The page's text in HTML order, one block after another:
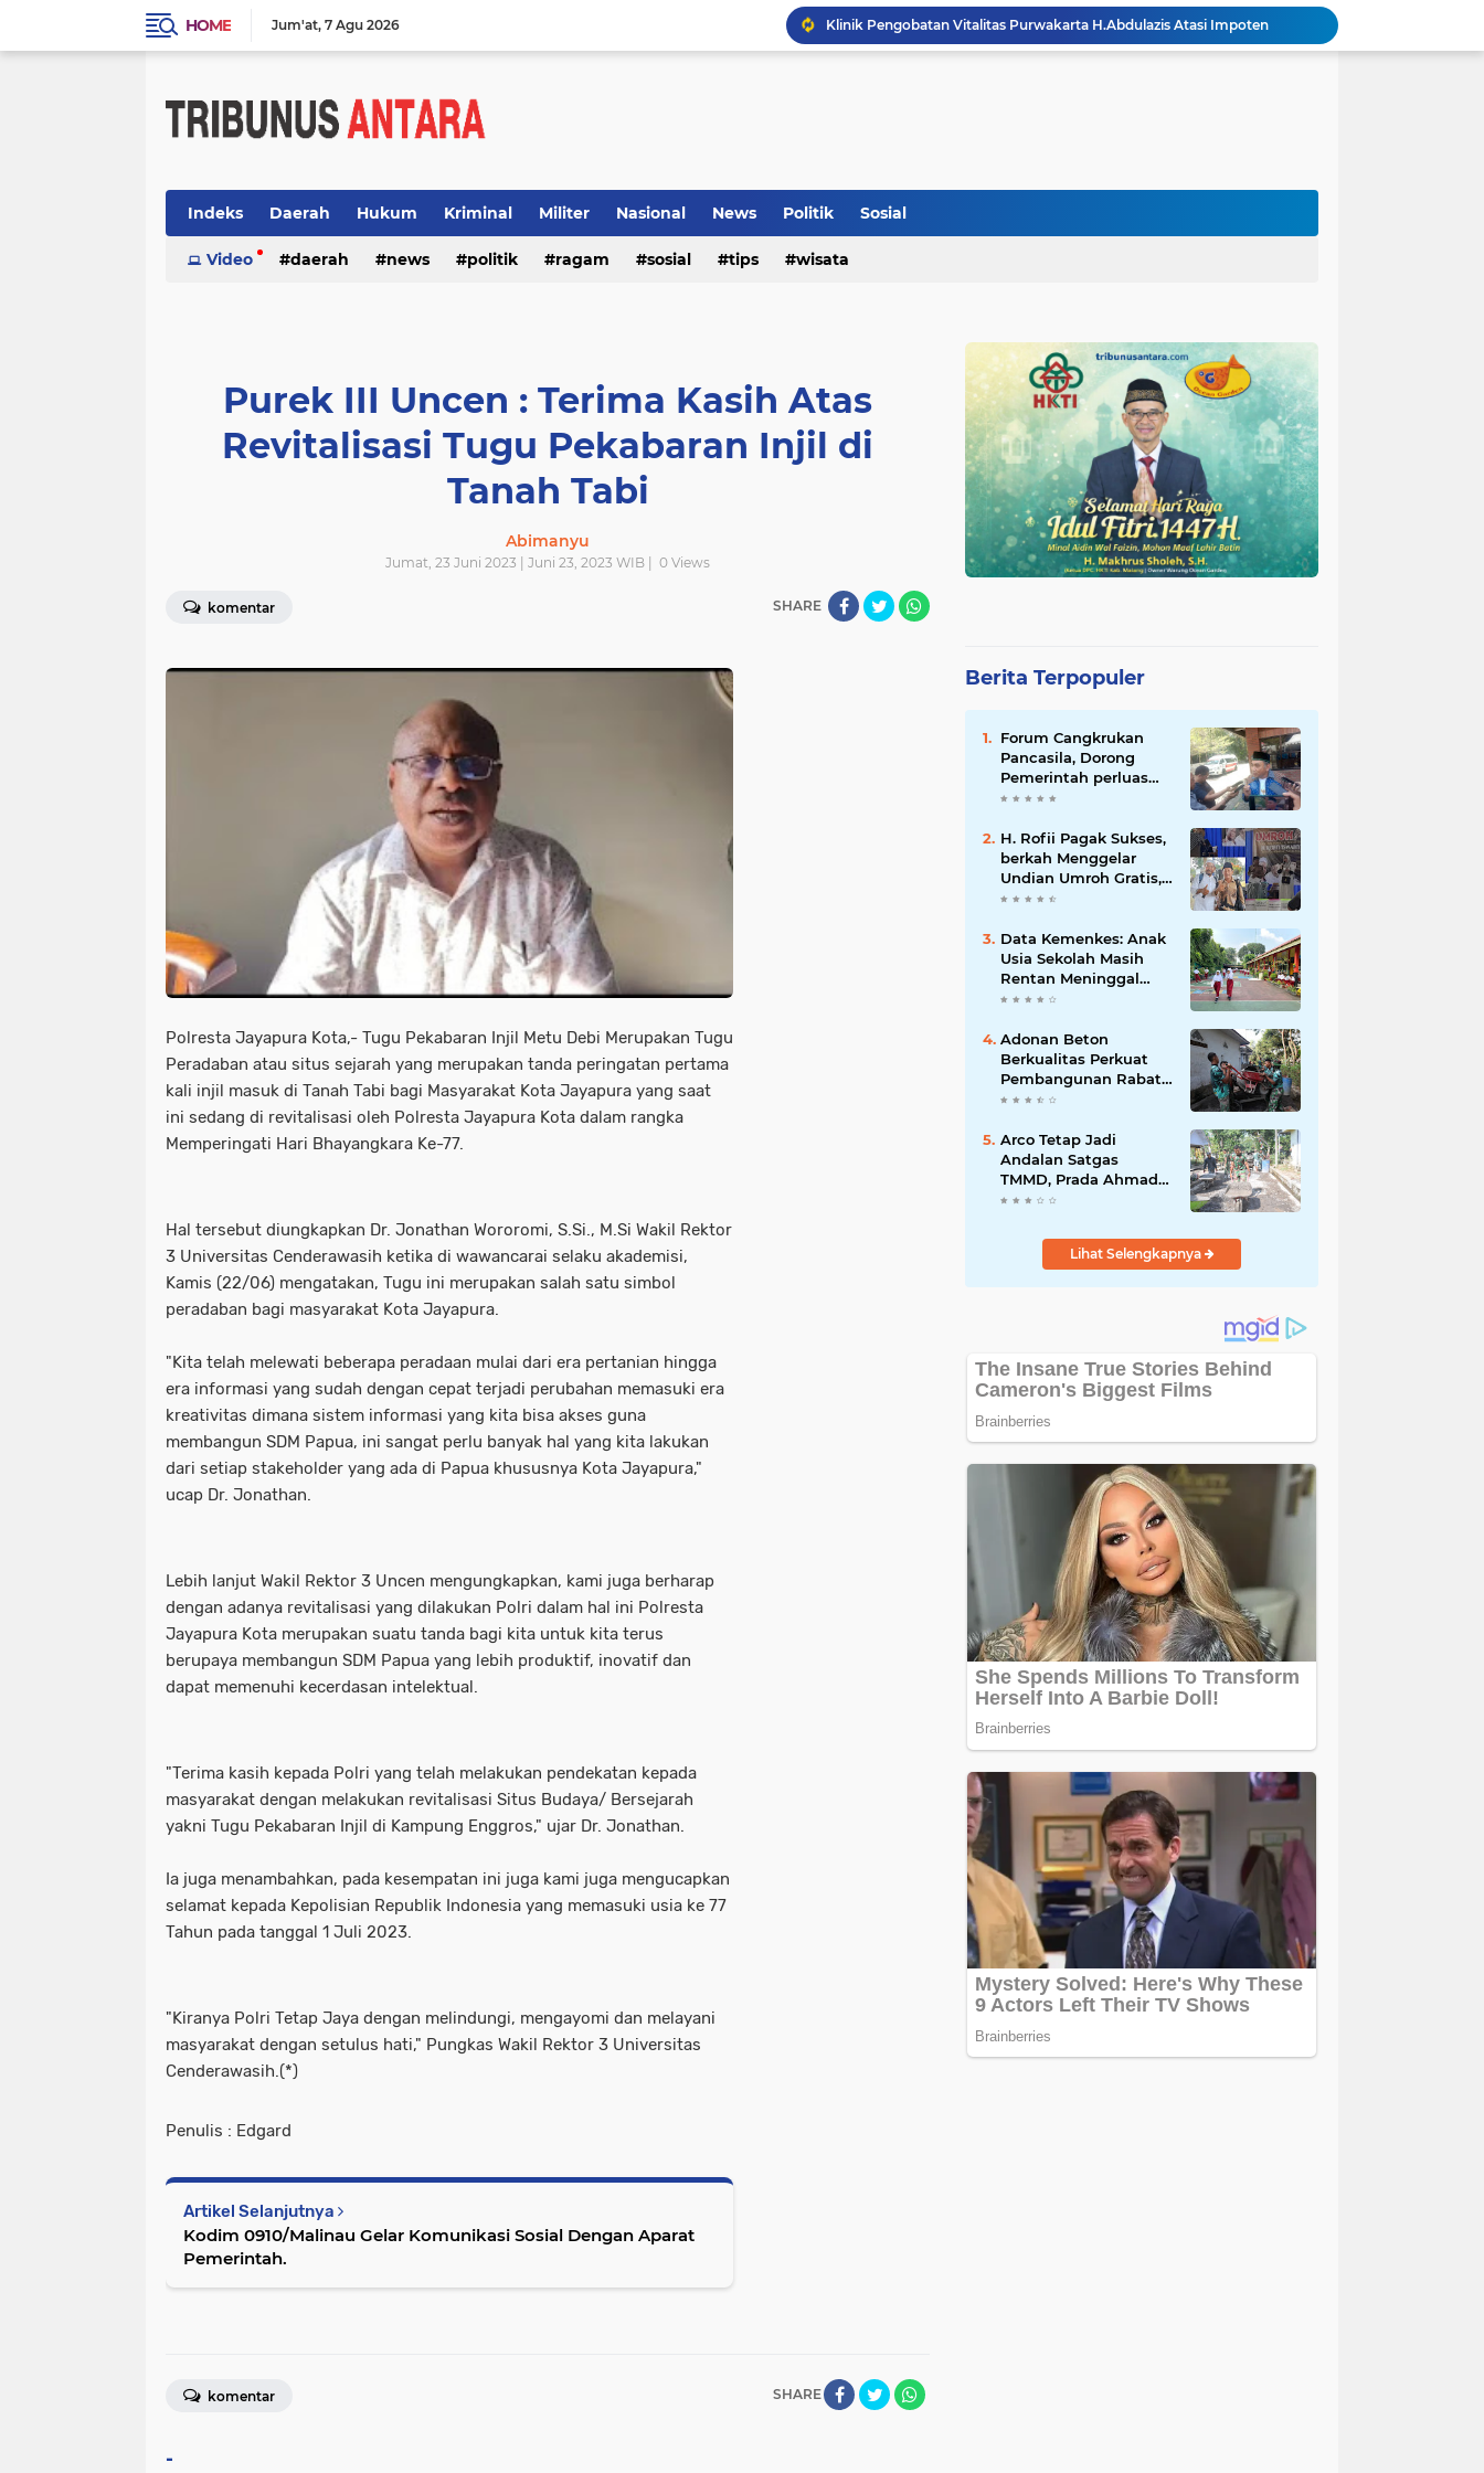
HOME Jum'at 7 Agu 2026
Tradisi Penyambutan Kapolres Baru di Polres Yahukimo
Respons Cepat Laporan Masyarakat, Satlantas Polres Pasuruan Kota Atasi Kemacetan di Exit Tol Sutojayan
Hikmah Bafaqih Wakil Ketua Komisi E DPRD Provinsi Jatim, dukung perlindungan Anak di Ponpes melalui Penerapan (SOP) di Malang Raya.
Klinik Pengobatan Vitalitas Purwakarta H.Abdulazis Atasi Impoten
Indeks Daerah Hukum Kriminal Militer Nasional News Politik Sosial
Video daerah news politik ragam sosial tips wisata
Purek III Uncen : Terima Kasih Atas
Revitalisasi Tugu Pekabaran Injil di
Tanah Tabi
Abimanyu
Jumat, 23 Juni 2023 | Juni 23, 2023 WIB | 0 Views
komentar SHARE
Polresta Jayapura Kota,- Tugu Pekabaran Injil Metu Debi Merupakan Tugu
Peradaban atau situs sejarah yang merupakan tanda peringatan pertama
kali injil masuk di Tanah Tabi bagi Masyarakat Kota Jayapura yang saat
ini sedang di revitalisasi oleh Polresta Jayapura Kota dalam rangka
Memperingati Hari Bhayangkara Ke-77.
Hal tersebut diungkapkan Dr. Jonathan Wororomi, S.Si., M.Si Wakil Rektor
3 Universitas Cenderawasih ketika di wawancarai selaku akademisi,
Kamis (22/06) mengatakan, Tugu ini merupakan salah satu simbol
peradaban bagi masyarakat Kota Jayapura.
"Kita telah melewati beberapa peradaan mulai dari era pertanian hingga
era informasi yang sudah dengan cepat terjadi perubahan memasuki era
kreativitas dimana sistem informasi yang kita bisa akses guna
membangun SDM Papua, ini sangat perlu banyak hal yang kita lakukan
dari setiap stakeholder yang ada di Papua khususnya Kota Jayapura,"
ucap Dr. Jonathan.
Lebih lanjut Wakil Rektor 3 Uncen mengungkapkan, kami juga berharap
dengan adanya revitalisasi yang dilakukan Polri dalam hal ini Polresta
Jayapura Kota merupakan suatu tanda bagi kita untuk kita terus
berupaya membangun SDM Papua yang lebih produktif, inovatif dan
dapat memenuhi kecerdasan intelektual.
"Terima kasih kepada Polri yang telah melakukan pendekatan kepada
masyarakat dengan melakukan revitalisasi Situs Budaya/ Bersejarah
yakni Tugu Pekabaran Injil di Kampung Enggros," ujar Dr. Jonathan.
Ia juga menambahkan, pada kesempatan ini juga kami juga mengucapkan
selamat kepada Kepolisian Republik Indonesia yang memasuki usia ke 77
Tahun pada tanggal 1 Juli 2023.
"Kiranya Polri Tetap Jaya dengan melindungi, mengayomi dan melayani
masyarakat dengan setulus hati," Pungkas Wakil Rektor 3 Universitas
Cenderawasih.(*)
Penulis : Edgard
Artikel Selanjutnya
Kodim 0910/Malinau Gelar Komunikasi Sosial Dengan Aparat
Pemerintah.
SHARE
komentar
-
Berita Terpopuler
Forum Cangkrukan
Pancasila, Dorong
Pemerintah perluas
intensif Perpajakan
UMKM.
H. Rofii Pagak Sukses,
berkah Menggelar
Undian Umroh Gratis,
Wujud Kepedulian
Data Kemenkes: Anak
Usia Sekolah Masih
Rentan Meninggal
Akibat DBD
Adonan Beton
Berkualitas Perkuat
Pembangunan Rabat
Jalan TMMD ke-129 di
Arco Tetap Jadi
Andalan Satgas
TMMD, Prada Ahmad
Afandi Percepat
Pengecoran
Lihat Selengkapnya